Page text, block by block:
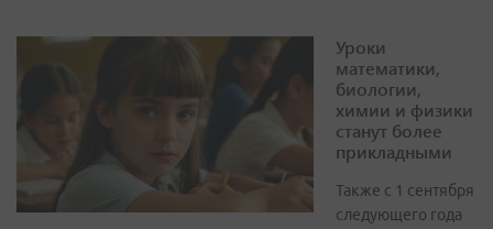
Уроки
математики,
биологии,
химии и физики
станут более
прикладными
Также с 1 сентября
следующего года